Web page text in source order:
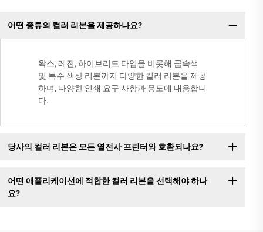
어떤 종류의 컬러 리본을 제공하나요?
왁스, 레진, 하이브리드 타입을 비롯해 금속색
및 특수 색상 리본까지 다양한 컬러 리본을 제공
하며, 다양한 인쇄 요구 사항과 용도에 대응합니
다.
당사의 컬러 리본은 모든 열전사 프린터와 호환되나요?
어떤 애플리케이션에 적합한 컬러 리본을 선택해야 하나
요?